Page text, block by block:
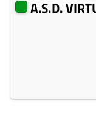
A.S.D.